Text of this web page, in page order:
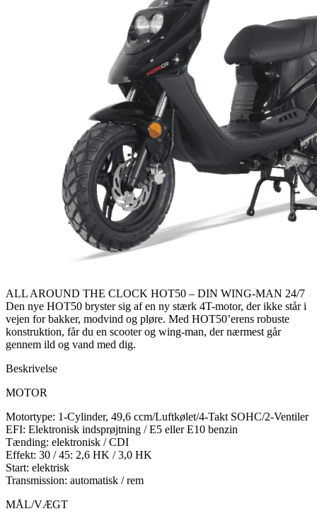
ALL AROUND THE CLOCK HOT50 – DIN WING-MAN 24/7
Den nye HOT50 bryster sig af en ny stærk 4T-motor, der ikke står i
vejen for bakker, modvind og pløre. Med HOT50’erens robuste
konstruktion, får du en scooter og wing-man, der nærmest går
gennem ild og vand med dig.
Beskrivelse
MOTOR
Motortype: 1-Cylinder, 49,6 ccm/Luftkølet/4-Takt SOHC/2-Ventiler
EFI: Elektronisk indsprøjtning / E5 eller E10 benzin
Tænding: elektronisk / CDI
Effekt: 30 / 45: 2,6 HK / 3,0 HK
Start: elektrisk
Transmission: automatisk / rem
MÅL/VÆGT